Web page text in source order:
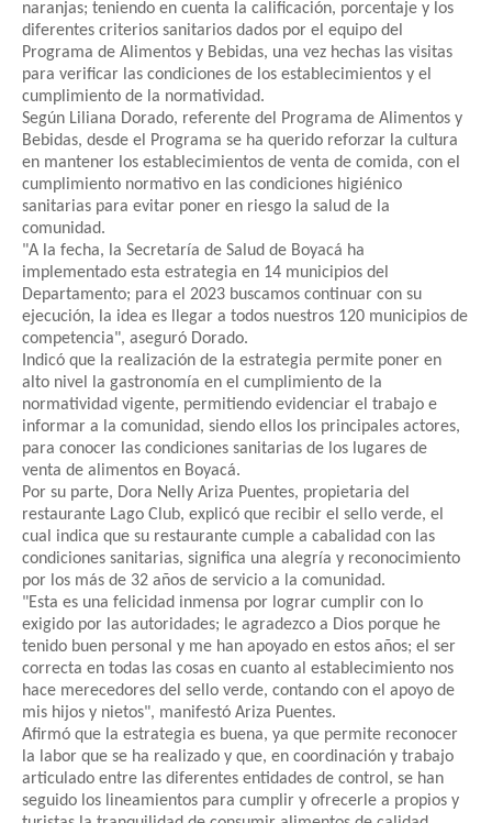
naranjas; teniendo en cuenta la calificación, porcentaje y los
diferentes criterios sanitarios dados por el equipo del
Programa de Alimentos y Bebidas, una vez hechas las visitas
para verificar las condiciones de los establecimientos y el
cumplimiento de la normatividad.
Según Liliana Dorado, referente del Programa de Alimentos y
Bebidas, desde el Programa se ha querido reforzar la cultura
en mantener los establecimientos de venta de comida, con el
cumplimiento normativo en las condiciones higiénico
sanitarias para evitar poner en riesgo la salud de la
comunidad.
"A la fecha, la Secretaría de Salud de Boyacá ha
implementado esta estrategia en 14 municipios del
Departamento; para el 2023 buscamos continuar con su
ejecución, la idea es llegar a todos nuestros 120 municipios de
competencia", aseguró Dorado.
Indicó que la realización de la estrategia permite poner en
alto nivel la gastronomía en el cumplimiento de la
normatividad vigente, permitiendo evidenciar el trabajo e
informar a la comunidad, siendo ellos los principales actores,
para conocer las condiciones sanitarias de los lugares de
venta de alimentos en Boyacá.
Por su parte, Dora Nelly Ariza Puentes, propietaria del
restaurante Lago Club, explicó que recibir el sello verde, el
cual indica que su restaurante cumple a cabalidad con las
condiciones sanitarias, significa una alegría y reconocimiento
por los más de 32 años de servicio a la comunidad.
"Esta es una felicidad inmensa por lograr cumplir con lo
exigido por las autoridades; le agradezco a Dios porque he
tenido buen personal y me han apoyado en estos años; el ser
correcta en todas las cosas en cuanto al establecimiento nos
hace merecedores del sello verde, contando con el apoyo de
mis hijos y nietos", manifestó Ariza Puentes.
Afirmó que la estrategia es buena, ya que permite reconocer
la labor que se ha realizado y que, en coordinación y trabajo
articulado entre las diferentes entidades de control, se han
seguido los lineamientos para cumplir y ofrecerle a propios y